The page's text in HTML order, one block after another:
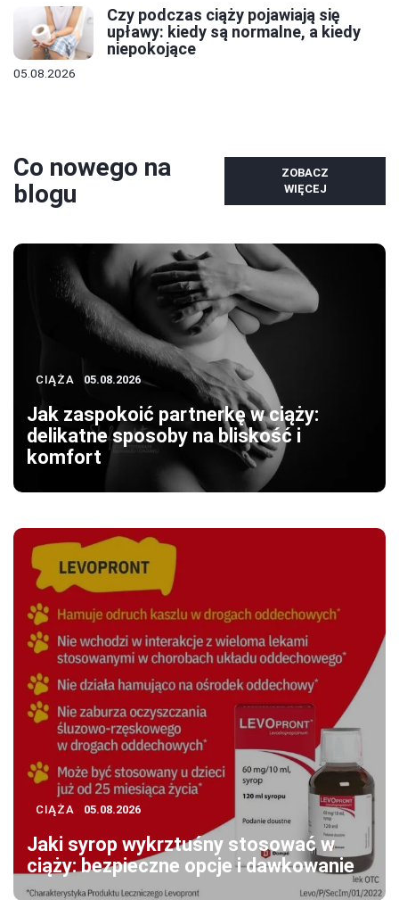
Czy podczas ciąży pojawiają się
upławy: kiedy są normalne, a kiedy
niepokojące
05.08.2026
Co nowego na
blogu
ZOBACZ
WIĘCEJ
CIĄŻA 05.08.2026
Jak zaspokoić partnerkę w ciąży:
delikatne sposoby na bliskość i
komfort
CIĄŻA 05.08.2026
Jaki syrop wykrztuśny stosować w
ciąży: bezpieczne opcje i dawkowanie